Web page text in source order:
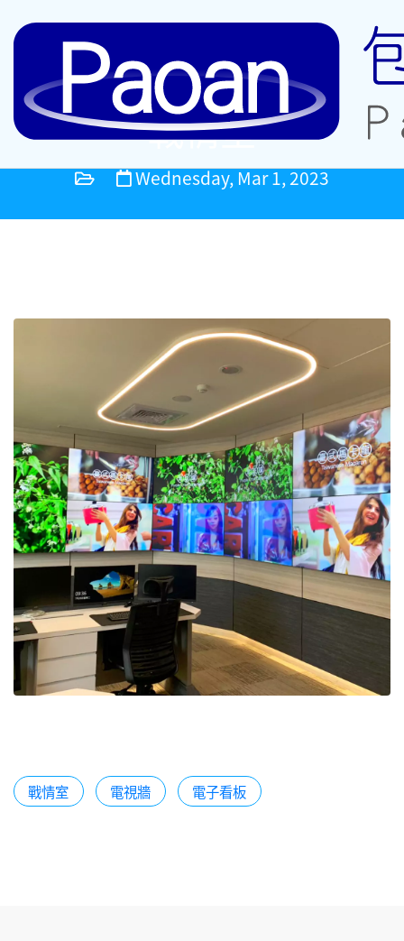
戰情室
Wednesday, Mar 1, 2023
戰情室 電視牆 電子看板